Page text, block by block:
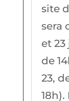
site
sera
et 23
de
23,
18h).